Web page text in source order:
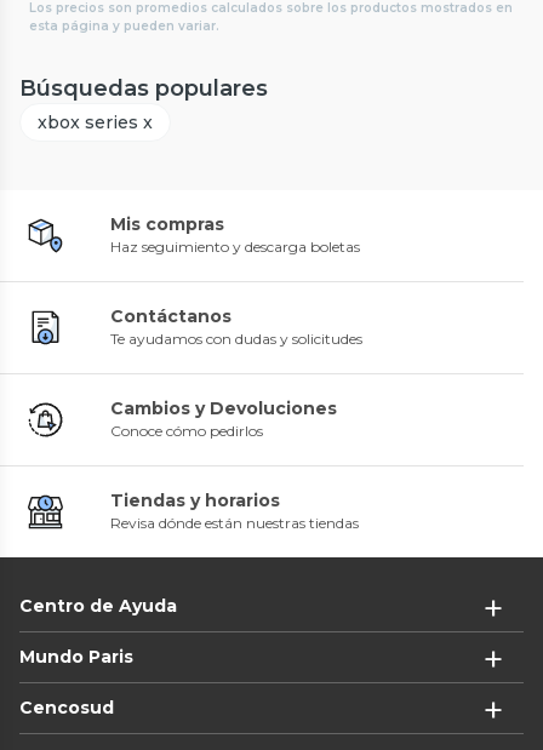
Los precios son promedios calculados sobre los productos mostrados en
esta página y pueden variar.
Búsquedas populares
xbox series x
Mis compras
Haz seguimiento y descarga boletas
Contáctanos
Te ayudamos con dudas y solicitudes
Cambios y Devoluciones
Conoce cómo pedirlos
Tiendas y horarios
Revisa dónde están nuestras tiendas
Centro de Ayuda
Mundo Paris
Cencosud